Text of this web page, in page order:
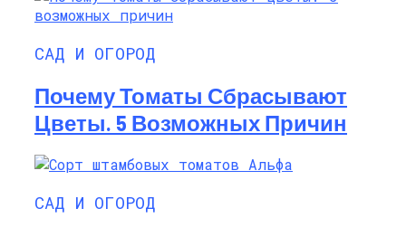
САД И ОГОРОД
Почему Томаты Сбрасывают
Цветы. 5 Возможных Причин
САД И ОГОРОД